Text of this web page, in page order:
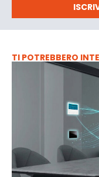
TI POTREBBERO